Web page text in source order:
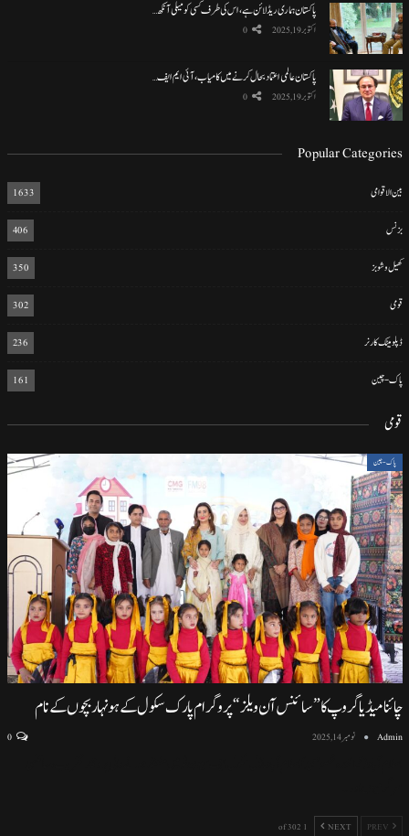
پاکستان ہماری ریڈ لائن ہے، اس کی طرف کسی کو میلی آنکھ…
اکتوبر 19, 2025 0
پاکستان عالمی اعتماد بحال کرنے میں کامیاب، آئی ایم ایف…
اکتوبر 19, 2025 0
Popular Categories
بین الاقوامی 1633
بزنس 406
کھیل و شوبز 350
قومی 302
ڈپلومیٹک کارنر 236
پاک-چین 161
قومی
پاک-چین
چائنا میڈیا گروپ کا ”سائنس آن ویلز“ پروگرام پارک سکول کے ہونہار بچوں کے نام
Admin نومبر 14, 2025 0
NEXT
1 of 302